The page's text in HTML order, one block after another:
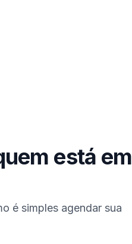
está em
é simples agendar sua